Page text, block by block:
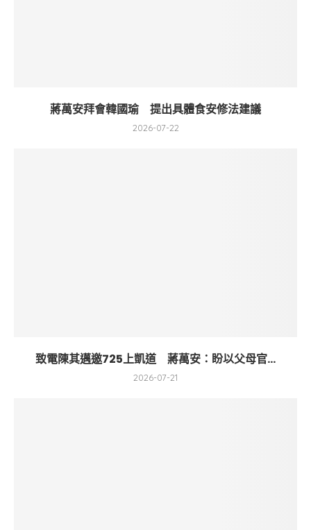
蔣萬安拜會韓國瑜 提出具體食安修法建議
2026-07-22
致電陳其邁邀725上凱道 蔣萬安：盼以父母官...
2026-07-21